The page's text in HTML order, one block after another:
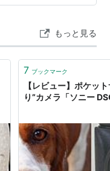
もっと見る
7 ブックマーク
【レビュー】ポケッ
り”カメラ「ソニー